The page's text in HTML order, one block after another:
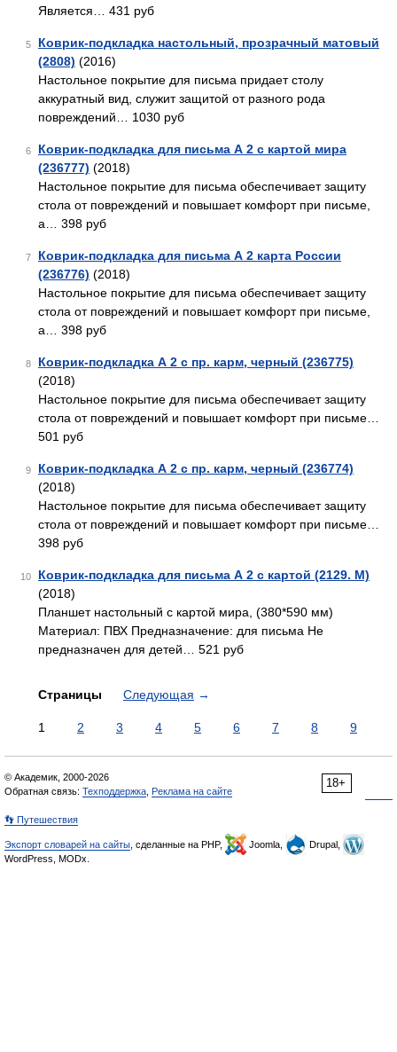
Является… 431 руб
5
Коврик-подкладка настольный, прозрачный матовый
(2808) (2016)
Настольное покрытие для письма придает столу
аккуратный вид, служит защитой от разного рода
повреждений… 1030 руб
6
Коврик-подкладка для письма А 2 с картой мира
(236777) (2018)
Настольное покрытие для письма обеспечивает защиту
стола от повреждений и повышает комфорт при письме,
а… 398 руб
7
Коврик-подкладка для письма А 2 карта России
(236776) (2018)
Настольное покрытие для письма обеспечивает защиту
стола от повреждений и повышает комфорт при письме,
а… 398 руб
8
Коврик-подкладка А 2 с пр. карм, черный (236775)
(2018)
Настольное покрытие для письма обеспечивает защиту
стола от повреждений и повышает комфорт при письме…
501 руб
9
Коврик-подкладка А 2 с пр. карм, черный (236774)
(2018)
Настольное покрытие для письма обеспечивает защиту
стола от повреждений и повышает комфорт при письме…
398 руб
10
Коврик-подкладка для письма А 2 с картой (2129. М)
(2018)
Планшет настольный с картой мира, (380*590 мм)
Материал: ПВХ Предназначение: для письма Не
предназначен для детей… 521 руб
Страницы Следующая →
1 2 3 4 5 6 7 8 9
18+
© Академик, 2000-2026
Обратная связь: Техподдержка Реклама на сайте
👣 Путешествия
Экспорт словарей на сайты , сделанные на PHP, Joomla,
Drupal,
WordPress, MODx.